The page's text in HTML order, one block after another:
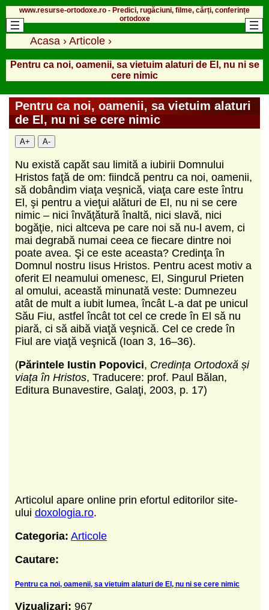
www.resurse-ortodoxe.ro - Predici, rugăciuni, filme, cărți, conferințe
ortodoxe
Acasa › Articole ›
Pentru ca noi, oamenii, sa vietuim alaturi de El, nu ni se
cere nimic
Pentru ca noi, oamenii, sa vietuim alaturi
de El, nu ni se cere nimic
A+ A-
Nu există capăt sau limită a iubirii Domnului
Hristos faţă de om: fiindcă pentru ca noi, oamenii,
să dobândim viaţa veşnică, viaţa care este întru
El, şi pentru a vieţui alături de El, nu ni se cere
nimic – nici învăţătură înaltă, nici slavă, nici
bogăţie, nici altceva pe care noi să nu-l avem, ci
mai degrabă numai ceea ce fiecare dintre noi
poate avea. Şi ce este aceasta? Credinţa în
Domnul nostru Iisus Hristos. Pentru acest motiv a
oferit El neamului omenesc, El, Singurul Prieten
al omului, această minunată veste: Dumnezeu
atât de mult a iubit lumea, încât L-a dat pe unicul
Său Fiu, astfel încât tot cel ce crede în El să nu
piară, ci să aibă viaţă veşnică. Cel ce crede în
Fiul are viaţă veşnică (Ioan 3, 16–36).
(Părintele Iustin Popovici, Credința Ortodoxă și
viața în Hristos, Traducere: prof. Paul Bălan,
Editura Bunavestire, Galaţi, 2003, p. 17)
Articolul apare online prin efortul editorilor site-
ului doxologia.ro.
Categoria: Articole
Cautare:
Pentru ca noi, oamenii, sa vietuim alaturi de El, nu ni se cere nimic
Vizualizari: 967